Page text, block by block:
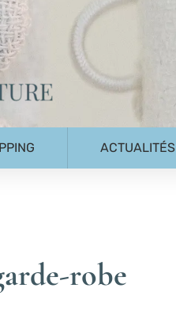
ACTUALITÉS
robe